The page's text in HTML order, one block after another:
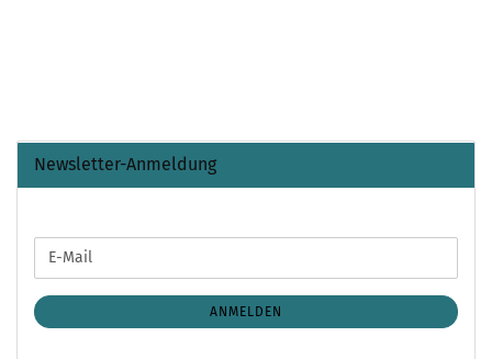
Newsletter-Anmeldung
ZUR
ANMELDUNG
E-
Mail
ANMELDEN